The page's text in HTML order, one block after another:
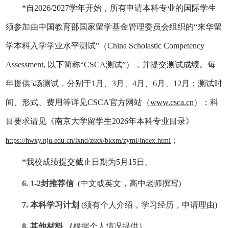
*自2026/2027学年开始，所有申请本科专业的国际学生
须参加由中国教育部国家留学基金管理委员会组织的“来华留
学本科入学学业水平测试”（China Scholastic Competency
Assessment, 以下简称“CSCA测试”），并提交测试成绩。每
年提供5场测试，分别于1月、3月、4月、6月、12月；测试时
间、形式、费用等详见CSCA官方网站（www.csca.cn）；科
目要求请见《南京大学留学生2026年本科专业目录》
https://hwxy.nju.edu.cn/lxnd/zsxx/bkxm/zyml/index.html ；
*我校成绩提交截止日期为5月15日。
6. 1-2封推荐信(中文或英文，高中老师撰写)
7. 本科学习计划(须有个人介绍，学习经历，申请理由)
8.其他材料 （根据个人情况提供）